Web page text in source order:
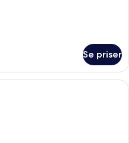
Se priser
Cedar Suite | Safe på rommet,